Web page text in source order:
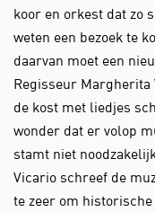
koor en orkest dat zo
weten een bezoek te
daarvan moet een
Regisseur
de kost met liedjes
wonder dat er volop
stamt niet
Vicario schreef de
te zeer om